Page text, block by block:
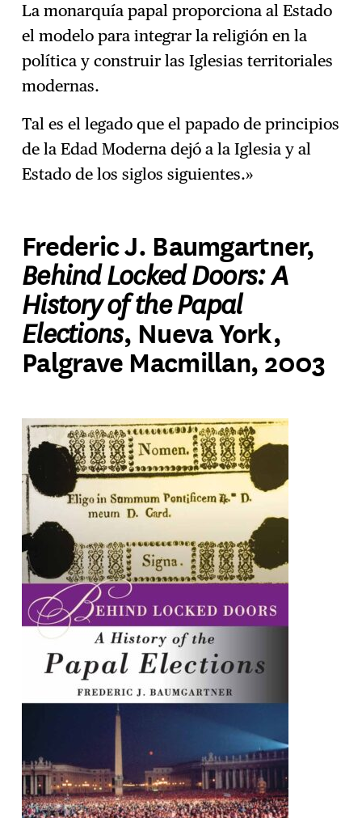
La monarquía papal proporciona al Estado
el modelo para integrar la religión en la
política y construir las Iglesias territoriales
modernas.
Tal es el legado que el papado de principios
de la Edad Moderna dejó a la Iglesia y al
Estado de los siglos siguientes.»
Frederic J. Baumgartner,
Behind Locked Doors: A
History of the Papal
Elections, Nueva York,
Palgrave Macmillan, 2003